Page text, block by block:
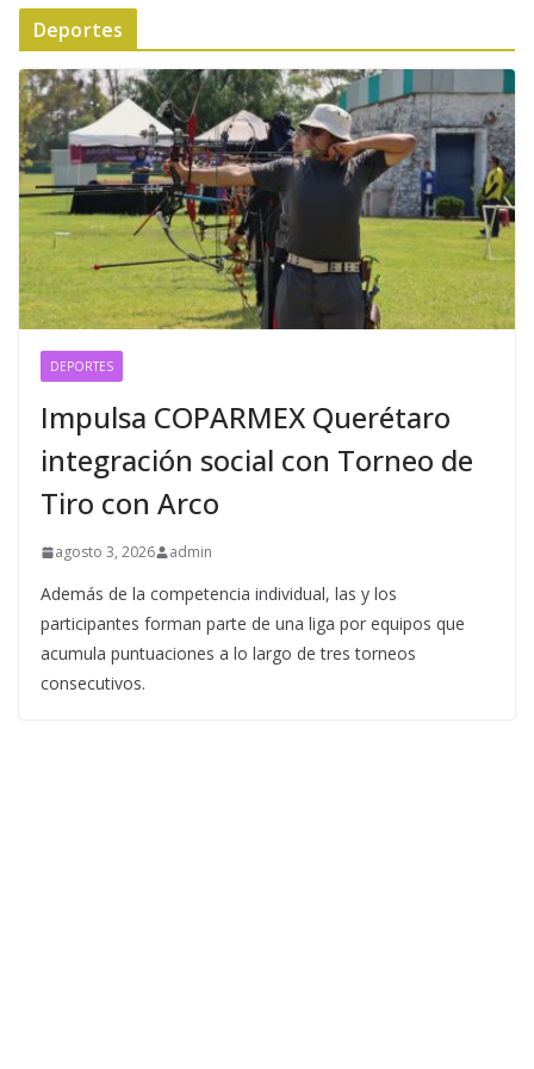
Deportes
DEPORTES
Impulsa COPARMEX Querétaro
integración social con Torneo de
Tiro con Arco
agosto 3, 2026 admin
Además de la competencia individual, las y los
participantes forman parte de una liga por equipos que
acumula puntuaciones a lo largo de tres torneos
consecutivos.